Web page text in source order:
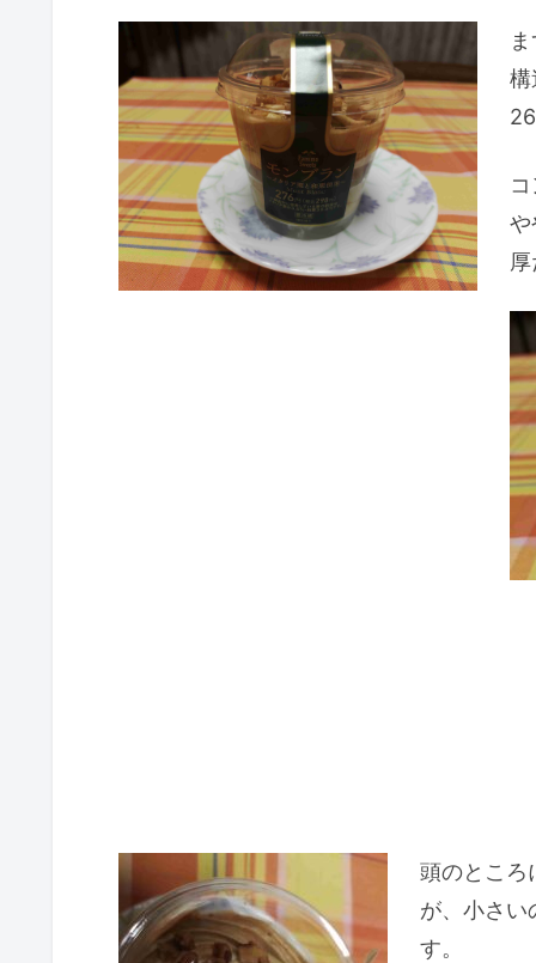
構
や
頭のところ
が、小さい
す。